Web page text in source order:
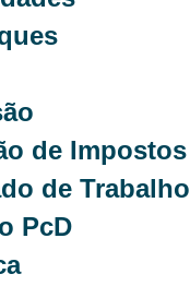
de Impostos
de Trabalho
PcD